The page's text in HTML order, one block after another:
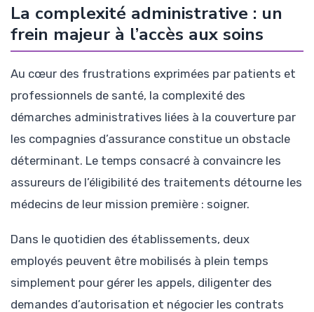
La complexité administrative : un
frein majeur à l’accès aux soins
Au cœur des frustrations exprimées par patients et
professionnels de santé, la complexité des
démarches administratives liées à la couverture par
les compagnies d’assurance constitue un obstacle
déterminant. Le temps consacré à convaincre les
assureurs de l’éligibilité des traitements détourne les
médecins de leur mission première : soigner.
Dans le quotidien des établissements, deux
employés peuvent être mobilisés à plein temps
simplement pour gérer les appels, diligenter des
demandes d’autorisation et négocier les contrats